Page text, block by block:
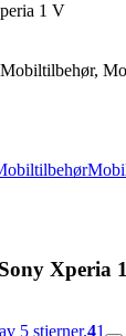
1 V
Xperia
5 stjerner.41